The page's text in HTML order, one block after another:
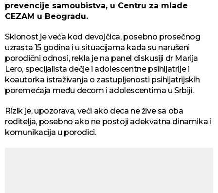
prevencije samoubistva, u Centru za mlade
CEZAM u Beogradu.
Sklonost je veća kod devojčica, posebno prosečnog
uzrasta 15 godina i u situacijama kada su narušeni
porodični odnosi, rekla je na panel diskusiji dr Marija
Lero, specijalista dečje i adolescentne psihijatrije i
koautorka istraživanja o zastupljenosti psihijatrijskih
poremećaja među decom i adolescentima u Srbiji.
Rizik je, upozorava, veći ako deca ne žive sa oba
roditelja, posebno ako ne postoji adekvatna dinamika i
komunikacija u porodici.